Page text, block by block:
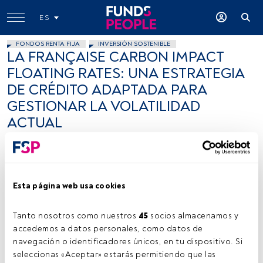
Esta página web usa cookies
Tanto nosotros como nuestros 45 socios almacenamos y
accedemos a datos personales, como datos de
navegación o identificadores únicos, en tu dispositivo. Si
seleccionas «Aceptar» estarás permitiendo que las
ES
FONDOS RENTA FIJA INVERSIÓN SOSTENIBLE
LA FRANÇAISE CARBON IMPACT
FLOATING RATES: UNA ESTRATEGIA
DE CRÉDITO ADAPTADA PARA
GESTIONAR LA VOLATILIDAD
ACTUAL
Emma Gayrard
Firma: cedida (LFAM).